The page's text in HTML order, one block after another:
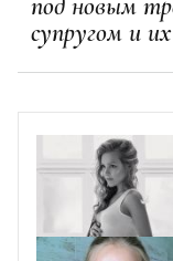
супругом и